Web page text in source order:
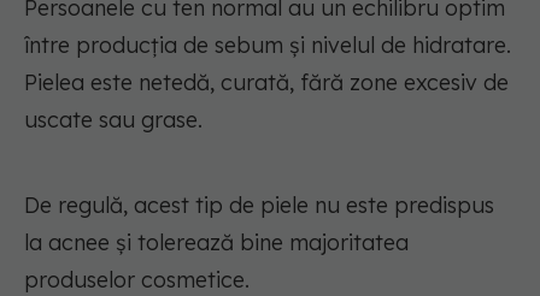
Persoanele cu ten normal au un echilibru optim
între producția de sebum și nivelul de hidratare.
Pielea este netedă, curată, fără zone excesiv de
uscate sau grase.
De regulă, acest tip de piele nu este predispus
la acnee și tolerează bine majoritatea
produselor cosmetice.